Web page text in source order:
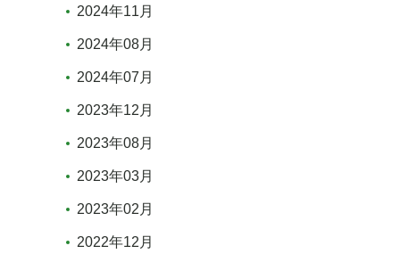
2024年11月
2024年08月
2024年07月
2023年12月
2023年08月
2023年03月
2023年02月
2022年12月